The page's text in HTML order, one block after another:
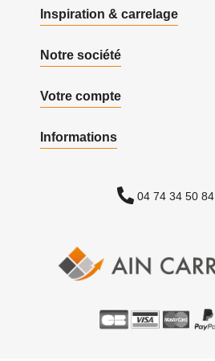
Inspiration & carrelage
Notre société
Votre compte
Informations
04 74 34 50 84